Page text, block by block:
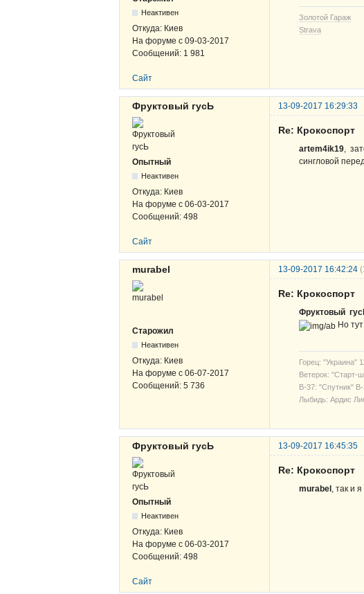
Неактивен
Откуда: Киев
На форуме с 09-03-2017
Сообщений: 1 981
Золотой Гараж
Strava
Сайт
Фруктовый гусЬ 13-09-2017 16:29:33
Опытный
Неактивен
Откуда: Киев
На форуме с 06-03-2017
Сообщений: 498
Re: Крокоспорт
artem4ik19,
сингловой
Сайт
murabel 13-09-2017 16:42:24
Старожил
Неактивен
Откуда: Киев
На форуме с 06-07-2017
Сообщений: 5 736
Re: Крокоспорт
Фруктовый
Но
Горец: "Украина"
Ветерок: "Старт-
В-37: "Спутник" В-
Лыбидь: Ардис
Фруктовый гусЬ 13-09-2017 16:45:35
Опытный
Неактивен
Откуда: Киев
На форуме с 06-03-2017
Сообщений: 498
Re: Крокоспорт
murabel , так и
Сайт